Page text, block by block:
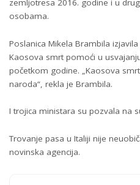
zemljotresa 2016. godine i u
osobama.
Poslanica Mikela Brambila
Kaosova smrt pomoći u
početkom godine. „Kaosova
naroda“, rekla je Brambila.
I trojica ministara su pozvala na
Trovanje pasa u Italiji nije
novinska agencija.